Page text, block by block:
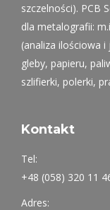
szczelności). PCB
dla metalografii:
(analiza ilościowa
gleby, papieru,
szlifierki, polerki,
Kontakt
Tel:
+48 (058) 320 11
Adres: